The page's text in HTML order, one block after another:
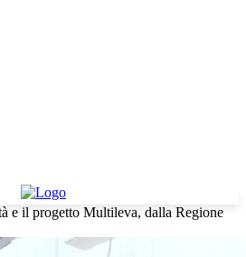
e il progetto Multileva, dalla Regione